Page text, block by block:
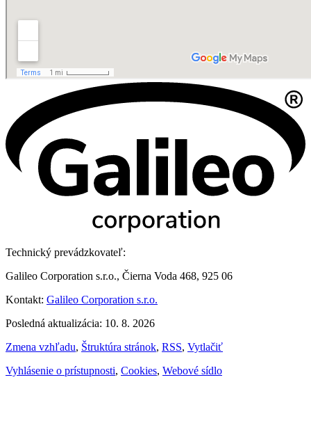
Technický prevádzkovateľ:
Galileo Corporation s.r.o., Čierna Voda 468, 925 06
Kontakt: Galileo Corporation s.r.o.
Posledná aktualizácia: 10. 8. 2026
Zmena vzhľadu, Štruktúra stránok, RSS, Vytlačiť
Vyhlásenie o prístupnosti, Cookies, Webové sídlo